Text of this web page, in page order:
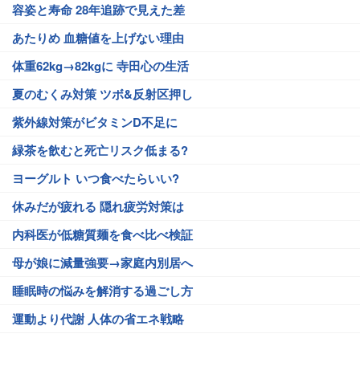
容姿と寿命 28年追跡で見えた差
あたりめ 血糖値を上げない理由
体重62kg→82kgに 寺田心の生活
夏のむくみ対策 ツボ&反射区押し
紫外線対策がビタミンD不足に
緑茶を飲むと死亡リスク低まる?
ヨーグルト いつ食べたらいい?
休みだが疲れる 隠れ疲労対策は
内科医が低糖質麺を食べ比べ検証
母が娘に減量強要→家庭内別居へ
睡眠時の悩みを解消する過ごし方
運動より代謝 人体の省エネ戦略